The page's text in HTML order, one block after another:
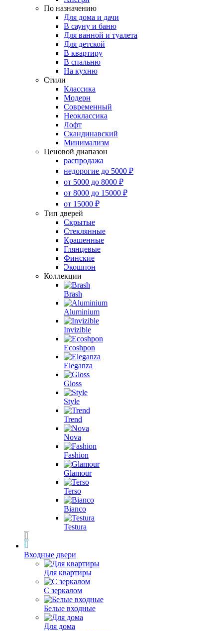
По назначению
Для дома и дачи
В сауну и баню
Для ванной и туалета
Для детской
В квартиру
В спальню
На кухню
Стили
Классика
Модерн
Современный
Неоклассика
Лофт
Скандинавский
Минимализм
Ценовой диапазон
распродажа
недорогие до 5000 ₽
от 5000 до 8000 ₽
от 8000 до 15000 ₽
от 15000 ₽
Тип дверей
Скрытые
Стеклянные
Крашенные
Глянцевые
Финские
Экошпон
Коллекции
Brash
Aluminium
Invizible
Ecoshpon
Eleganza
Gloss
Style
Trend
Nova
Fashion
Glamour
Terso
Bianco
Testura
Входные двери
Для квартиры
С зеркалом
Белые входные
Для дома